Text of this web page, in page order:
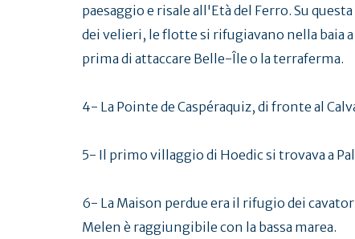
paesaggio e risale all'Età del Ferro. Su
dei velieri, le flotte si rifugiavano nella baia
prima di attaccare Belle-Île o la terraferma.
4- La Pointe de Caspéraquiz, di fronte al
5- Il primo villaggio di Hoedic si trovava a
6- La Maison perdue era il rifugio dei
Melen è raggiungibile con la bassa marea.